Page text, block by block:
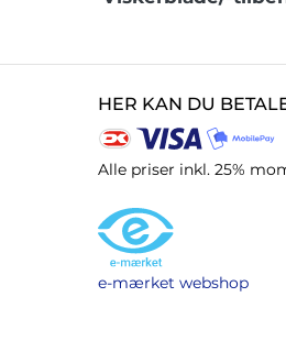
HER KAN DU
Alle priser inkl. 25%
e-mærket webshop